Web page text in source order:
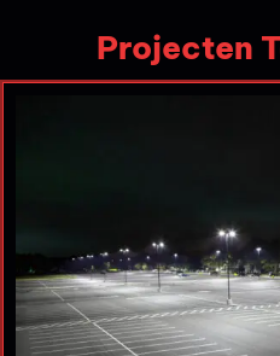
Projecten